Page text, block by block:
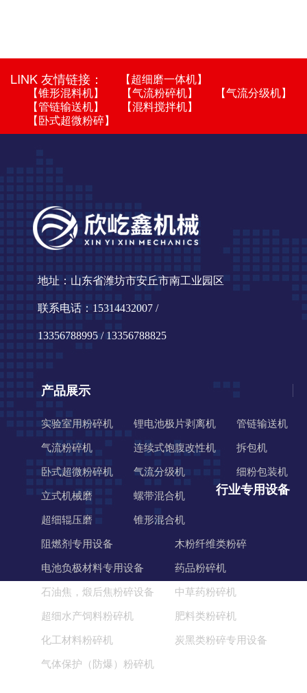
LINK 友情链接：
【超细磨一体机】
【锥形混料机】
【气流粉碎机】
【气流分级机】
【管链输送机】
【混料搅拌机】
【卧式超微粉碎】
地址：山东省潍坊市安丘市南工业园区
联系电话：15314432007 /
13356788995 / 13356788825
产品展示
实验室用粉碎机
气流粉碎机
卧式超微粉碎机
立式机械磨
超细辊压磨
锂电池极片剥离机
连续式饱腹改性机
气流分级机
螺带混合机
锥形混合机
管链输送机
拆包机
细粉包装机
行业专用设备
阻燃剂专用设备
电池负极材料专用设备
石油焦，煅后焦粉碎设备
超细水产饲料粉碎机
化工材料粉碎机
气体保护（防爆）粉碎机
木粉纤维类粉碎
药品粉碎机
中草药粉碎机
肥料类粉碎机
炭黑类粉碎专用设备